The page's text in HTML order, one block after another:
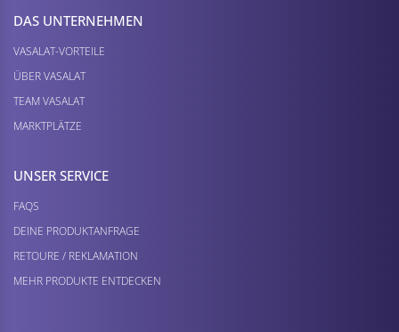
DAS UNTERNEHMEN
VASALAT-VORTEILE
ÜBER VASALAT
TEAM VASALAT
MARKTPLÄTZE
UNSER SERVICE
FAQS
DEINE PRODUKTANFRAGE
RETOURE / REKLAMATION
MEHR PRODUKTE ENTDECKEN